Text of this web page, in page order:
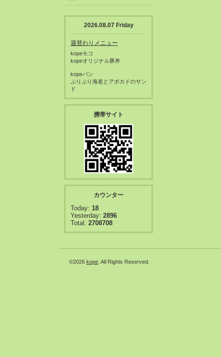
2026.08.07 Friday
週替わりメニュー
kopeモコ
kopeオリジナル豚丼
kopeパン
ぷりぷり海老とアボカドのサン
ド
携帯サイト
カウンター
Today: 18
Yesterday: 2896
Total: 2708708
©2026 kope . All Rights Reserved.